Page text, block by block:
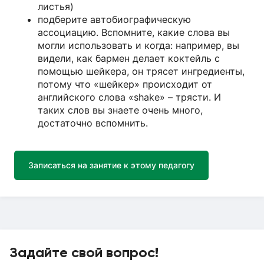
листья)
подберите автобиографическую
ассоциацию. Вспомните, какие слова вы
могли использовать и когда: например, вы
видели, как бармен делает коктейль с
помощью шейкера, он трясет ингредиенты,
потому что «шейкер» происходит от
английского слова «shake» – трясти. И
таких слов вы знаете очень много,
достаточно вспомнить.
Записаться на занятие к этому педагогу
Задайте свой вопрос!